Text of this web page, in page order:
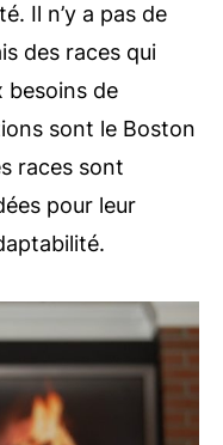
Il n’y a pas de
des races qui
besoins de
sont le Boston
races sont
pour leur